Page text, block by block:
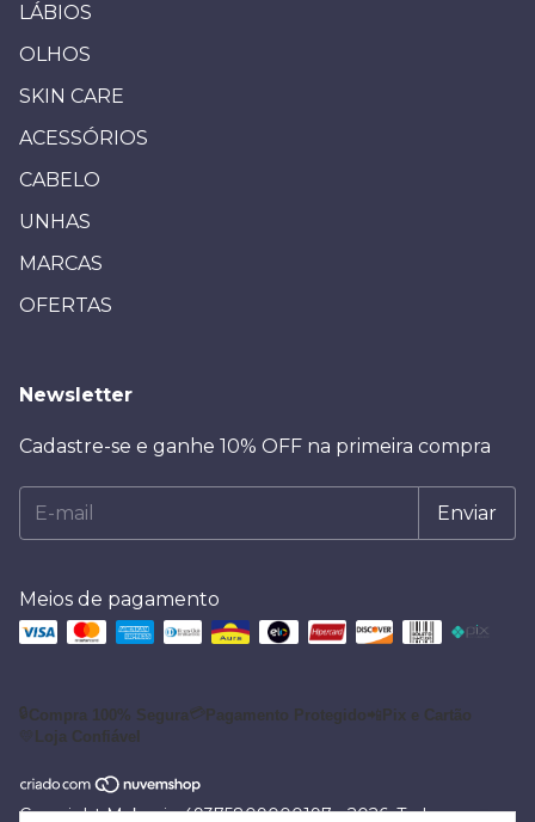
LÁBIOS
OLHOS
SKIN CARE
ACESSÓRIOS
CABELO
UNHAS
MARCAS
OFERTAS
Newsletter
Cadastre-se e ganhe 10% OFF na primeira compra
Meios de pagamento
🔒Compra 100% Segura💳Pagamento Protegido📲Pix e Cartão
Loja Confiável
Copyright Makeei - 49375809000197 - 2026. Todos os